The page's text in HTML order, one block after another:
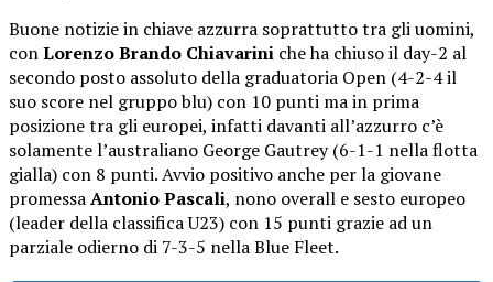
Buone notizie in chiave azzurra soprattutto tra gli uomini,
conLorenzo Brando Chiavarini che ha chiuso il day-2 al
secondo posto assoluto della graduatoria Open (4-2-4 il
suo score nel gruppo blu) con 10 punti ma in prima
posizione tra gli europei, infatti davanti all’azzurro c’è
solamente l’australiano George Gautrey (6-1-1 nella flotta
gialla) con 8 punti. Avvio positivo anche per la giovane
promessaAntonio Pascali, nono overall e sesto europeo
(leader della classifica U23) con 15 punti grazie ad un
parziale odierno di 7-3-5 nella Blue Fleet.